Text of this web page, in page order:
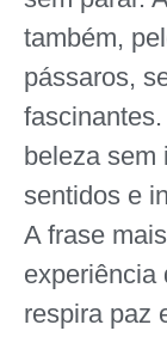
também,
pássaros,
beleza sem
sentidos e
A frase
experiência
respira paz